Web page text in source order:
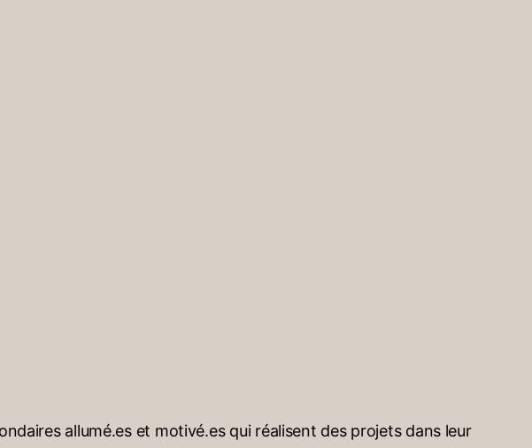
allumé.es et motivé.es qui réalisent des projets dans leur